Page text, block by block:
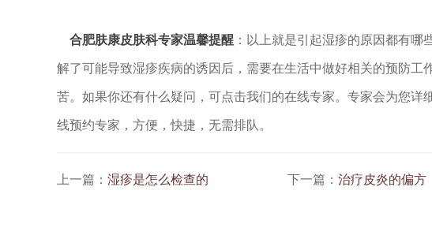
合肥肤康皮肤科专家温馨提醒 ：以上就是引起湿疹的原因都有
解了可能导致湿疹疾病的诱因后，需要在生活中做好相关的预防工
苦。如果你还有什么疑问，可点击我们的在线专家。专家会为您详
线预约专家，方便，快捷，无需排队。
上一篇： 湿疹是怎么检查的 下一篇： 治疗皮炎的偏方